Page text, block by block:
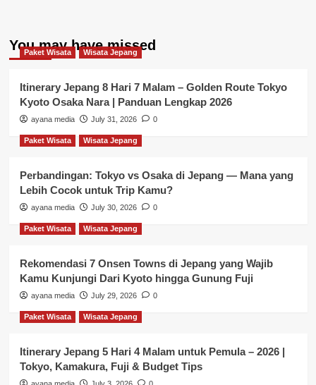
You may have missed
Paket Wisata Wisata Jepang
Itinerary Jepang 8 Hari 7 Malam – Golden Route Tokyo
Kyoto Osaka Nara | Panduan Lengkap 2026
ayana media July 31, 2026 0
Paket Wisata Wisata Jepang
Perbandingan: Tokyo vs Osaka di Jepang — Mana yang
Lebih Cocok untuk Trip Kamu?
ayana media July 30, 2026 0
Paket Wisata Wisata Jepang
Rekomendasi 7 Onsen Towns di Jepang yang Wajib
Kamu Kunjungi Dari Kyoto hingga Gunung Fuji
ayana media July 29, 2026 0
Paket Wisata Wisata Jepang
Itinerary Jepang 5 Hari 4 Malam untuk Pemula – 2026 |
Tokyo, Kamakura, Fuji & Budget Tips